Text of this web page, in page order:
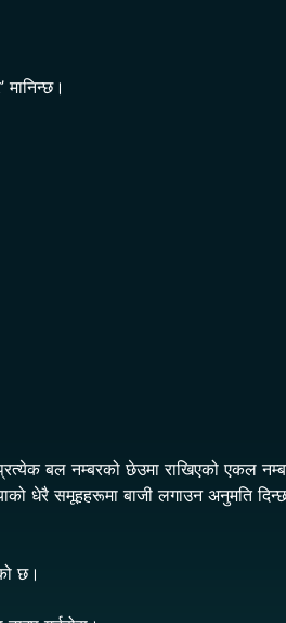
बल नम्बरको छेउमा राखिएको एकल
धेरै समूहहरूमा बाजी लगाउन अनुमति
छ।